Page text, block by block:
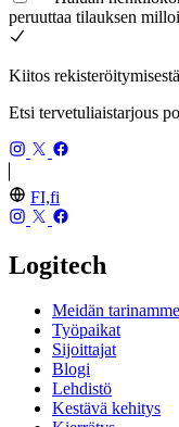
peruuttaa tilauksen
Kiitos
Etsi tervetuliaistarjous
FI,fi
Logitech
Meidän tarinamme
Työpaikat
Sijoittajat
Blogi
Lehdistö
Kestävä kehitys